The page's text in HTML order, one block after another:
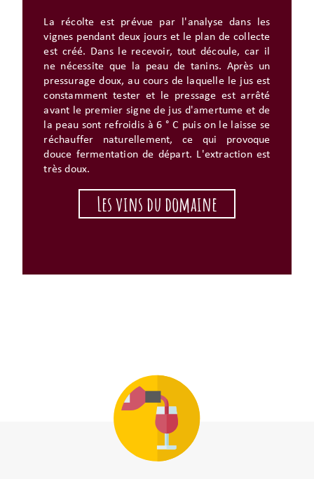
La récolte est prévue par l'analyse dans les
vignes pendant deux jours et le plan de collecte
est créé. Dans le recevoir, tout découle, car il
ne nécessite que la peau de tanins. Après un
pressurage doux, au cours de laquelle le jus est
constamment tester et le pressage est arrêté
avant le premier signe de jus d'amertume et de
la peau sont refroidis à 6 ° C puis on le laisse se
réchauffer naturellement, ce qui provoque
douce fermentation de départ. L'extraction est
très doux.
Les vins du domaine